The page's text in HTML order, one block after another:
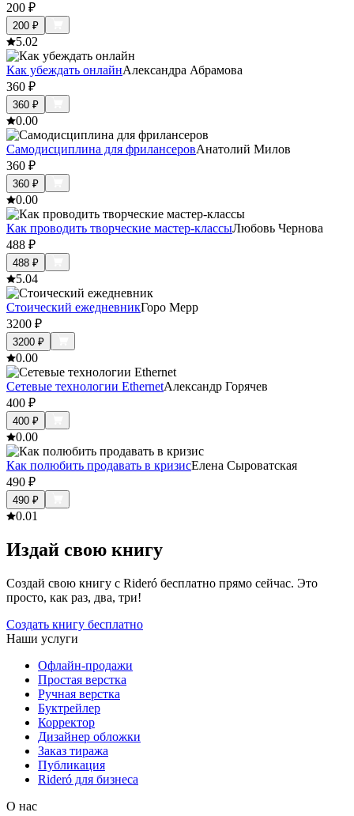
200 ₽
200 ₽
5.02
Как убеждать онлайнАлександра Абрамова
360 ₽
360 ₽
0.00
Самодисциплина для фрилансеровАнатолий Милов
360 ₽
360 ₽
0.00
Как проводить творческие мастер-классыЛюбовь Чернова
488 ₽
488 ₽
5.04
Стоический ежедневникГоро Мерр
3200 ₽
3200 ₽
0.00
Сетевые технологии EthernetАлександр Горячев
400 ₽
400 ₽
0.00
Как полюбить продавать в кризисЕлена Сыроватская
490 ₽
490 ₽
0.01
Издай свою книгу
Создай свою книгу с Rideró бесплатно прямо сейчас. Это
просто, как раз, два, три!
Создать книгу бесплатно
Наши услуги
Офлайн-продажи
Простая верстка
Ручная верстка
Буктрейлер
Корректор
Дизайнер обложки
Заказ тиража
Публикация
Rideró для бизнеса
О нас